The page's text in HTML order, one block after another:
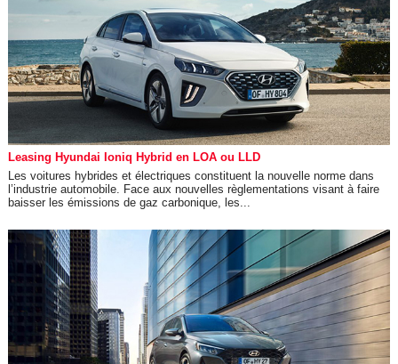
Leasing Hyundai Ioniq Hybrid en LOA ou LLD
Les voitures hybrides et électriques constituent la nouvelle norme dans
l’industrie automobile. Face aux nouvelles règlementations visant à faire
baisser les émissions de gaz carbonique, les...